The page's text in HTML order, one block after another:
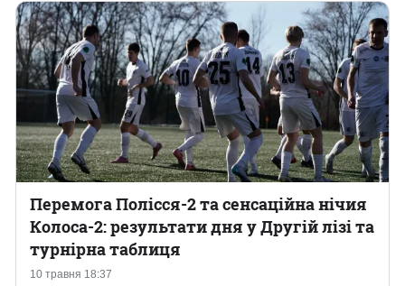
10 травня 18:37
Перемога Полісся-2 та сенсаційна нічия
Колоса-2: результати дня у Другій лізі та
турнірна таблиця